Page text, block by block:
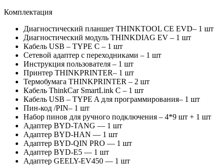
Комплектация
Диагностический планшет THINKTOOL CE EVD– 1 шт
Диагностический модуль THINKDIAG EV – 1 шт
Кабель USB – TYPE C – 1 шт
Сетевой адаптер с переходниками – 1 шт
Инструкция пользователя – 1 шт
Принтер THINKPRINTER– 1 шт
Термобумага THINKPRINTER – 2 шт
Кабель ThinkCar SmartLink C – 1 шт
Кабель USB – TYPE A для программирования– 1 шт
Пин-код /PIN– 1 шт
Набор пинов для ручного подключения – 4*9 шт + 1 шт
Адаптер BYD-TANG — 1 шт
Адаптер BYD-HAN — 1 шт
Адаптер BYD-QIN PRO — 1 шт
Адаптер BYD-E5 — 1 шт
Адаптер GEELY-EV450 — 1 шт